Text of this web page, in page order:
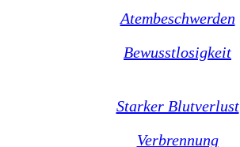
Atembeschwerden
Bewusstlosigkeit
Starker Blutverlust
Verbrennung